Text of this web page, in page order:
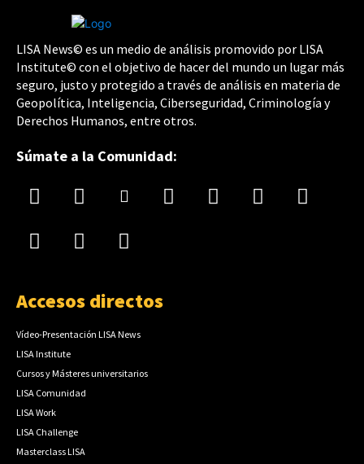
LISA News© es un medio de análisis promovido por LISA
Institute© con el objetivo de hacer del mundo un lugar más
seguro, justo y protegido a través de análisis en materia de
Geopolítica, Inteligencia, Ciberseguridad, Criminología y
Derechos Humanos, entre otros.
Súmate a la Comunidad:
Accesos directos
Vídeo-Presentación LISA News
LISA Institute
Cursos y Másteres universitarios
LISA Comunidad
LISA Work
LISA Challenge
Masterclass LISA